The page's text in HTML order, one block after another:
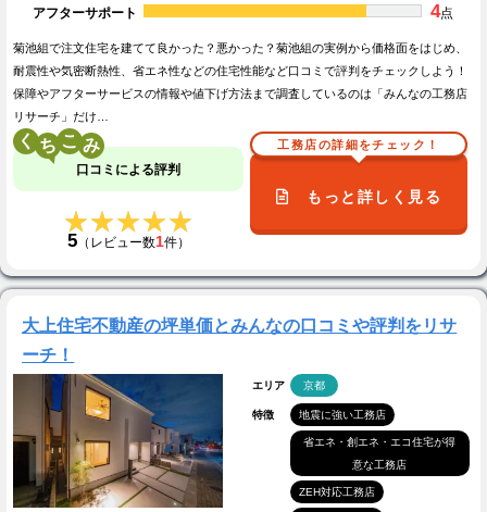
アフターサポート
4点
菊池組で注文住宅を建てて良かった？悪かった？菊池組の実例から価格面をはじめ、
耐震性や気密断熱性、省エネ性などの住宅性能など口コミで評判をチェックしよう！
保障やアフターサービスの情報や値下げ方法まで調査しているのは「みんなの工務店
リサーチ」だけ…
く こ
口コミによる評判
★★★★★
★★★★★
5（レビュー数1件）
工務店の詳細をチェック！
もっと詳しく見る
大上住宅不動産の坪単価とみんなの口コミや評判をリサ
ーチ！
エリア 京都
特徴 地震に強い工務店
省エネ・創エネ・エコ住宅が得
意な工務店
ZEH対応工務店